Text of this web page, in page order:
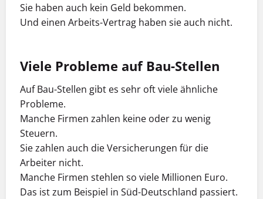
Sie haben auch kein Geld bekommen.
Und einen Arbeits-Vertrag haben sie auch nicht.
Viele Probleme auf Bau-Stellen
Auf Bau-Stellen gibt es sehr oft viele ähnliche
Probleme.
Manche Firmen zahlen keine oder zu wenig
Steuern.
Sie zahlen auch die Versicherungen für die
Arbeiter nicht.
Manche Firmen stehlen so viele Millionen Euro.
Das ist zum Beispiel in Süd-Deutschland passiert.